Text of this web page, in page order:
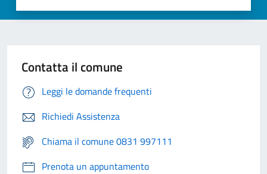
Contatta il comune
Leggi le domande frequenti
Richiedi Assistenza
Chiama il comune 0831 997111
Prenota un appuntamento